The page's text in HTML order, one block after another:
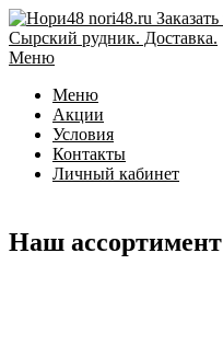
Перейти
к
содержимому
Меню
Меню
Акции
Условия
Контакты
Личный кабинет
Наш ассортимент